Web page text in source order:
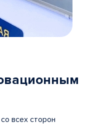
всех сторон